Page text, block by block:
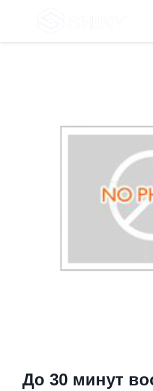
До 30 минут